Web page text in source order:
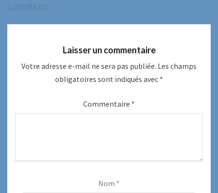
Comment .
Laisser un commentaire
Votre adresse e-mail ne sera pas publiée. Les champs
obligatoires sont indiqués avec *
Commentaire *
Nom *